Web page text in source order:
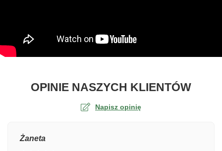
OPINIE NASZYCH KLIENTÓWO
Napisz opinię
Żaneta